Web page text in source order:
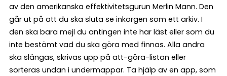
av den amerikanska effektivitetsgurun Merlin Mann. Den
går ut på att du ska sluta se inkorgen som ett arkiv. I
den ska bara mejl du antingen inte har läst eller som du
inte bestämt vad du ska göra med finnas. Alla andra
ska slängas, skrivas upp på att-göra-listan eller
sorteras undan i undermappar. Ta hjälp av en app, som